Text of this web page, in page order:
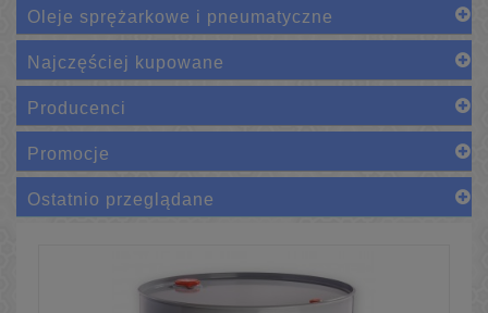
Oleje sprężarkowe i pneumatyczne
Najczęściej kupowane
Producenci
Promocje
Ostatnio przeglądane